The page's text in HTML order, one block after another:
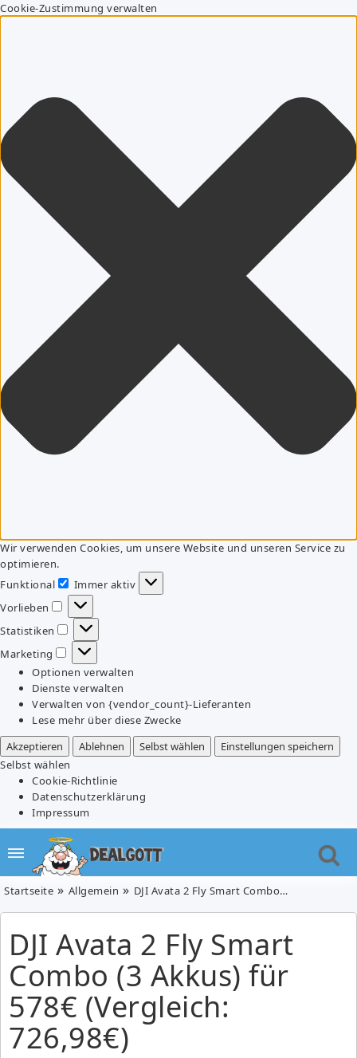
Cookie-Zustimmung verwalten
Wir verwenden Cookies, um unsere Website und unseren Service zu
optimieren.
Funktional
Funktional
Immer aktiv
Vorlieben
Vorlieben
Statistiken
Statistiken
Marketing
Marketing
Optionen verwalten
Dienste verwalten
Verwalten von {vendor_count}-Lieferanten
Lese mehr über diese Zwecke
Akzeptieren
Ablehnen Selbst wählen
Einstellungen speichern
Selbst wählen
Cookie-Richtlinie
Datenschutzerklärung
Impressum
Startseite Allgemein DJI Avata 2 Fly Smart Combo (3 Akkus) für 578€ (Vergleich: 726,98€)
DJI Avata 2 Fly Smart
Combo (3 Akkus) für
578€ (Vergleich:
726,98€)